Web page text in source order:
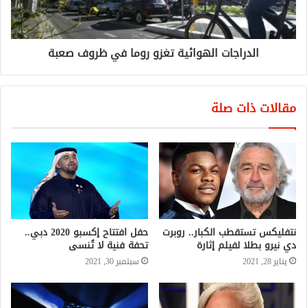
الدراجات الهوائية تغزو روما في ظروف صعبة
مقالات ذات صلة
نتفليكس تستقطب الكبار.. روبرت
دي نيرو بطلا لفيلم إثارة
يناير 28, 2021
حفل افتتاح إكسبو 2020 دبي..
تحفة فنية لا تُنسى
سبتمبر 30, 2021